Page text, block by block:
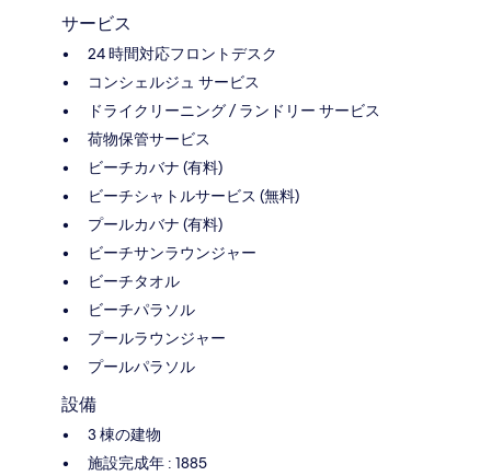
サービス
24 時間対応フロントデスク
コンシェルジュ サービス
ドライクリーニング / ランドリー サービス
荷物保管サービス
ビーチカバナ (有料)
ビーチシャトルサービス (無料)
プールカバナ (有料)
ビーチサンラウンジャー
ビーチタオル
ビーチパラソル
プールラウンジャー
プールパラソル
設備
3 棟の建物
施設完成年 : 1885